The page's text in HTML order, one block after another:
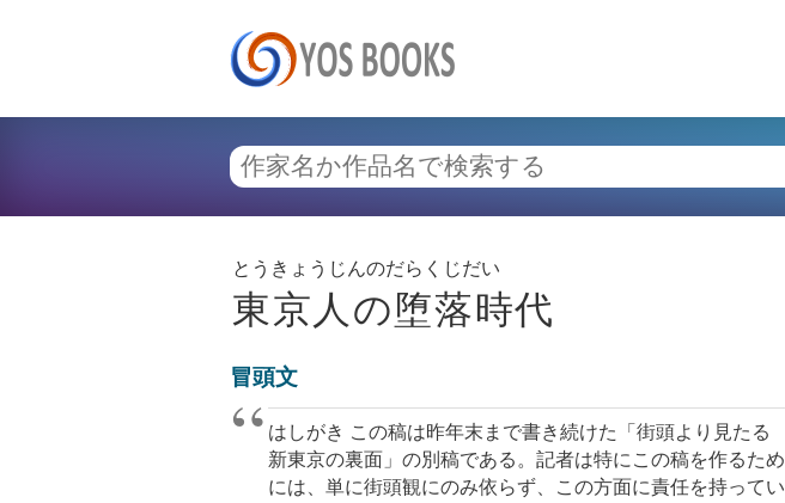
とうきょうじんのだらくじだい
東京人の堕落時代
冒頭文
はしがき この稿は昨年末まで書き続けた「街頭より見たる
新東京の裏面」の別稿である。記者は特にこの稿を作るため
には、単に街頭観にのみ依らず、この方面に責任を持ってい